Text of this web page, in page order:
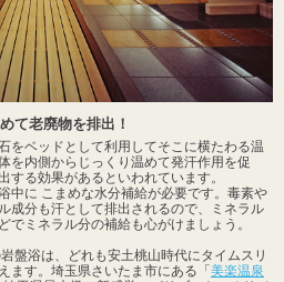
て老廃物を排出！
をベッドとして利用してそこに横たわる温
を内側からじっくり温めて発汗作用を促
する効果があるといわれています。
中に こまめな水分補給が必要です。毒素や
成分も汗として排出されるので、ミネラル
でミネラル分の補給も心がけましょう。
盤浴は、どれも安土桃山時代にタイムスリ
ます。埼玉県さいたま市にある「 美楽温泉